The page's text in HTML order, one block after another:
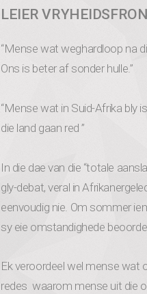
LEIER
“Mense wat weghardloop na
Ons is beter af sonder hulle.”
“Mense wat in Suid-Afrika bly
die land gaan red ”
In die dae van die “totale
gly-debat, veral in
eenvoudig nie. Om sommer
sy eie omstandighede
Ek veroordeel wel mense wat
redes waarom mense uit die